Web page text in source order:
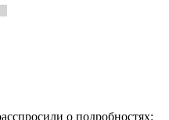
о подробностях: